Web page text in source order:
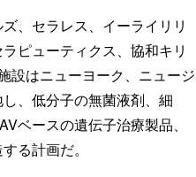
、セラレス、イーライリリ
ピューティクス、協和キリ
設はニューヨーク、ニュージ
、低分子の無菌液剤、細
ベースの遺伝子治療製品、
る計画だ。